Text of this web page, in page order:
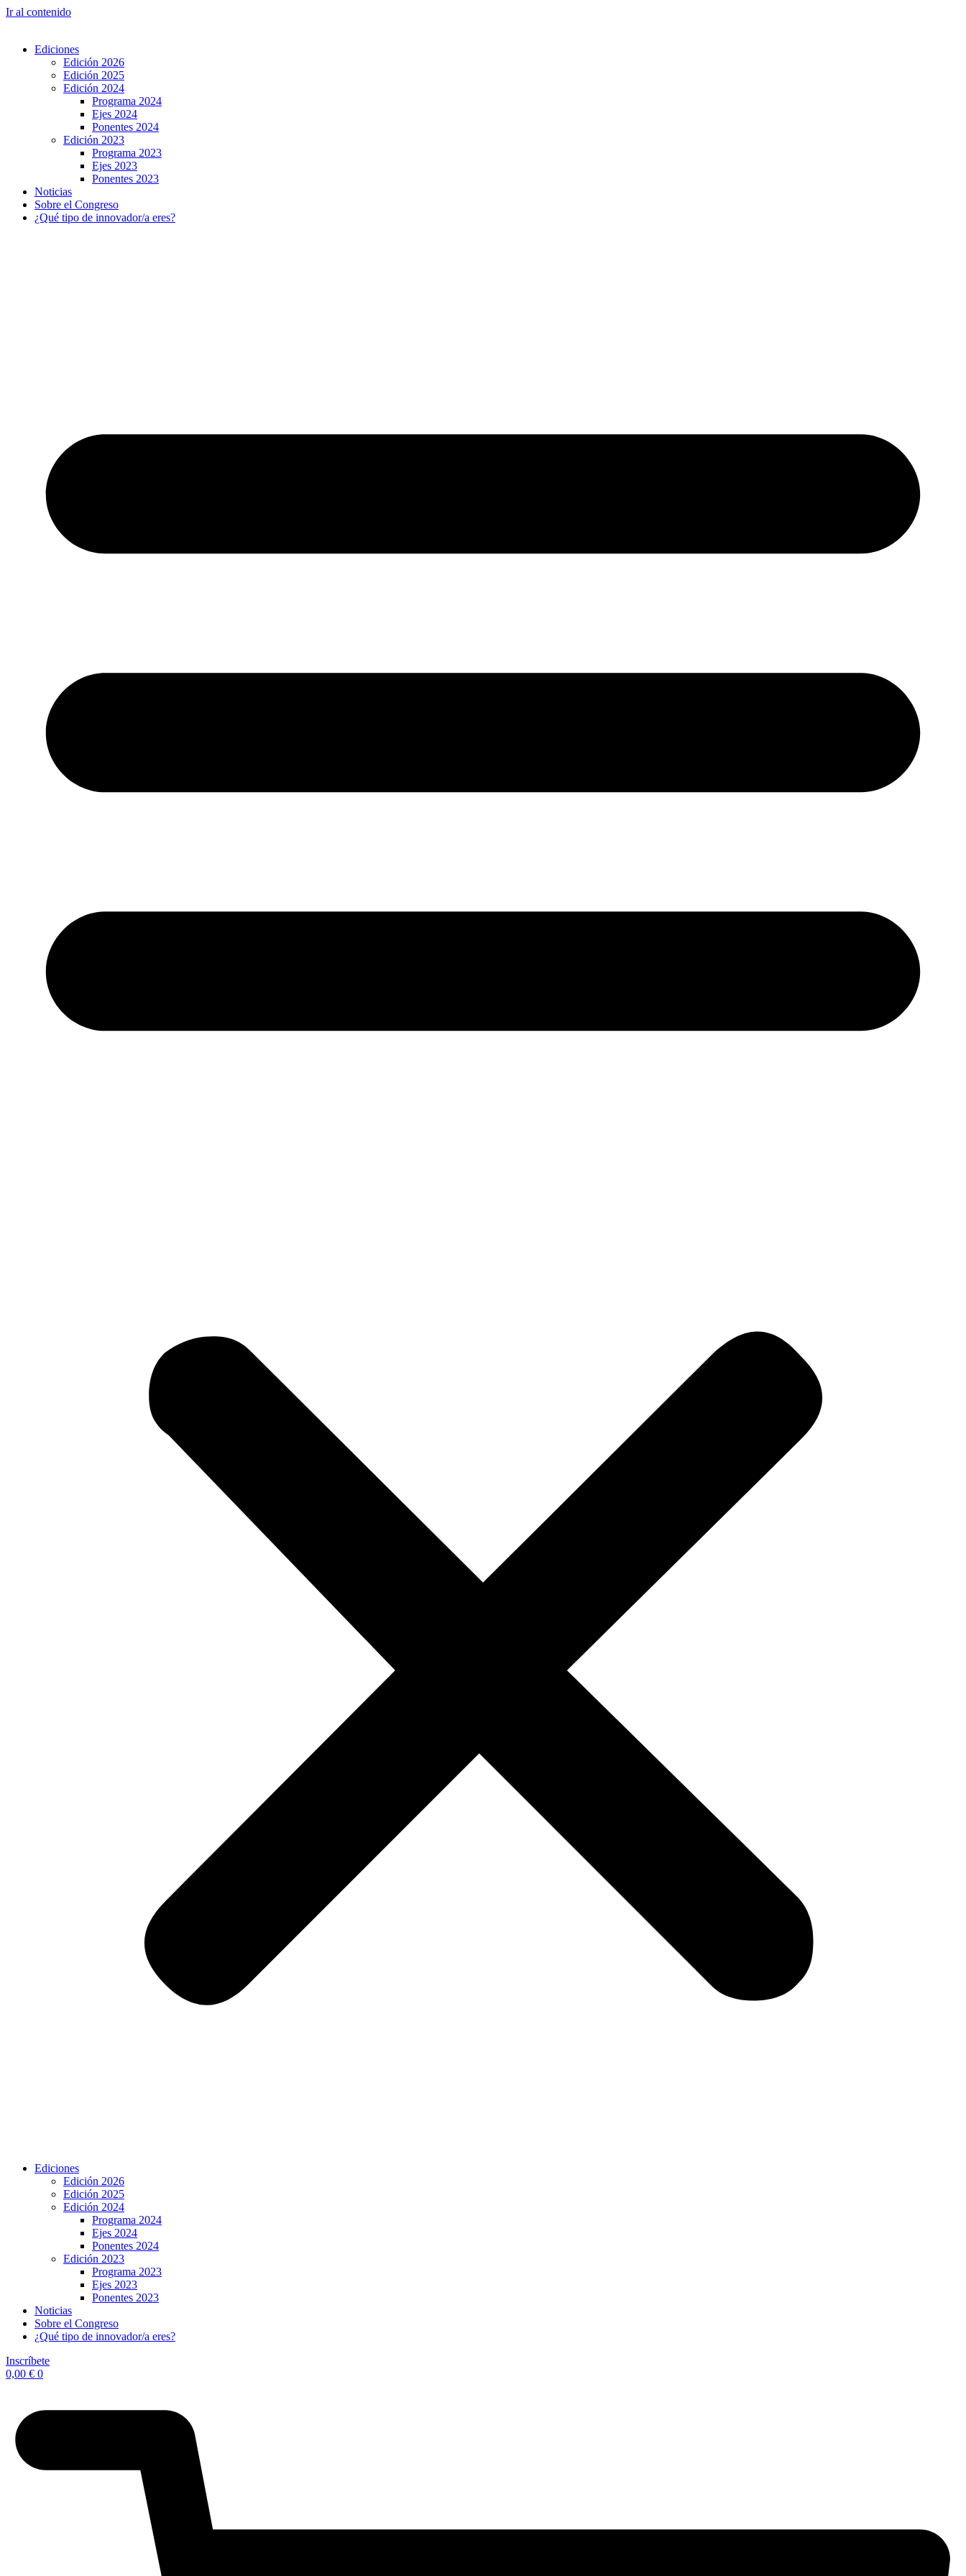
Ir al contenido
Ediciones
Edición 2026
Edición 2025
Edición 2024
Programa 2024
Ejes 2024
Ponentes 2024
Edición 2023
Programa 2023
Ejes 2023
Ponentes 2023
Noticias
Sobre el Congreso
¿Qué tipo de innovador/a eres?
Ediciones
Edición 2026
Edición 2025
Edición 2024
Programa 2024
Ejes 2024
Ponentes 2024
Edición 2023
Programa 2023
Ejes 2023
Ponentes 2023
Noticias
Sobre el Congreso
¿Qué tipo de innovador/a eres?
Inscríbete
0,00 € 0